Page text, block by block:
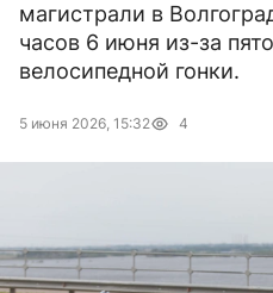
магистрали в
часов 6 июня из-за
велосипедной гонки.
5 июня 2026, 15:32 4